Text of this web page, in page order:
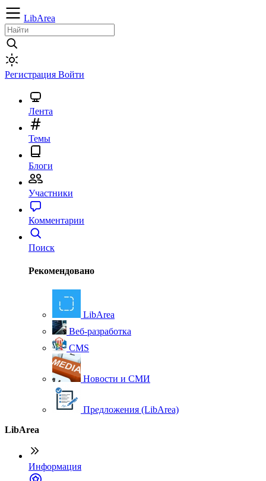
LibArea
Регистрация Войти
Лента
Темы
Блоги
Участники
Комментарии
Поиск
Рекомендовано
LibArea
Веб-разработка
CMS
Новости и СМИ
Предложения (LibArea)
LibArea
Информация